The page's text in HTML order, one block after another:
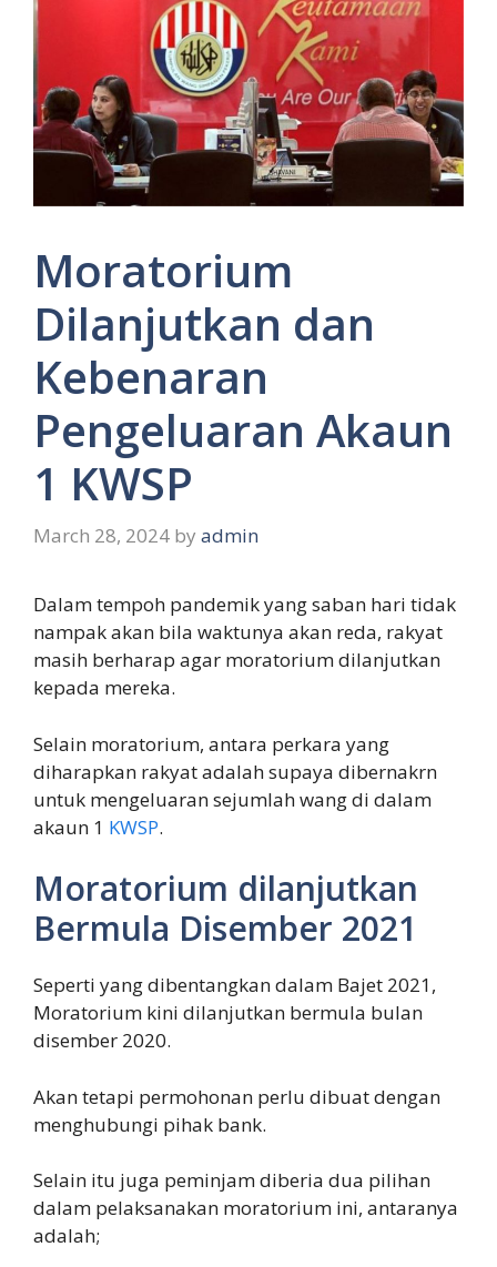
Moratorium
Dilanjutkan dan
Kebenaran
Pengeluaran Akaun
1 KWSP
March 28, 2024 by admin
Dalam tempoh pandemik yang saban hari tidak
nampak akan bila waktunya akan reda, rakyat
masih berharap agar moratorium dilanjutkan
kepada mereka.
Selain moratorium, antara perkara yang
diharapkan rakyat adalah supaya dibernakrn
untuk mengeluaran sejumlah wang di dalam
akaun 1 KWSP.
Moratorium dilanjutkan
Bermula Disember 2021
Seperti yang dibentangkan dalam Bajet 2021,
Moratorium kini dilanjutkan bermula bulan
disember 2020.
Akan tetapi permohonan perlu dibuat dengan
menghubungi pihak bank.
Selain itu juga peminjam diberia dua pilihan
dalam pelaksanakan moratorium ini, antaranya
adalah;